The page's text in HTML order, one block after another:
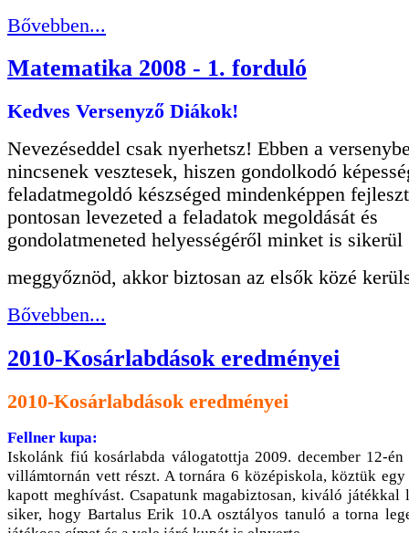
Bővebben...
Matematika 2008 - 1. forduló
Kedves Versenyző Diákok!
Nevezéseddel csak nyerhetsz! Ebben a
nincsenek vesztesek, hiszen gondolkodó
feladatmegoldó készséged mindenképpen
pontosan levezeted a feladatok megoldását és
gondolatmeneted helyességéről minket is sikerül
meggyőznöd, akkor biztosan az elsők közé
Bővebben...
2010-Kosárlabdások eredményei
2010-Kosárlabdások eredményei
Fellner kupa:
Iskolánk fiú kosárlabda válogatottja 2009. december 12-
villámtornán vett részt. A tornára 6 középiskola, köztük egy
kapott meghívást. Csapatunk magabiztosan, kiváló játékkal
siker, hogy Bartalus Erik 10.A osztályos tanuló a torna